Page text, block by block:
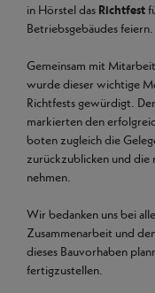
in Hörstel das Richtfest
Betriebsgebäudes feiern.
Gemeinsam mit
wurde dieser wichtige
Richtfests gewürdigt.
markierten den
boten zugleich die
zurückzublicken und die
nehmen.
Wir bedanken uns bei
Zusammenarbeit und
dieses Bauvorhaben
fertigzustellen.